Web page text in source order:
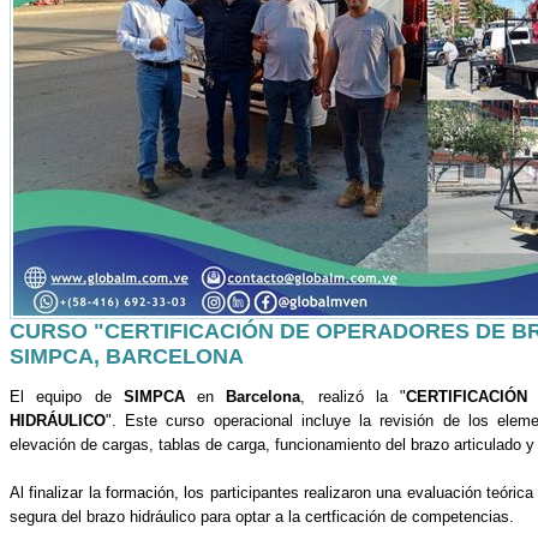
CURSO "CERTIFICACIÓN DE OPERADORES DE
SIMPCA, BARCELONA
El equipo de SIMPCAenBarcelona , realizó la "
HIDRÁULICO". Este curso operacional incluye la revisión de los
elevación de cargas, tablas de carga, funcionamiento del brazo articulado
Al finalizar la formación, los participantes realizaron una evaluación
segura del brazo hidráulico para optar a la certficación de competencias.